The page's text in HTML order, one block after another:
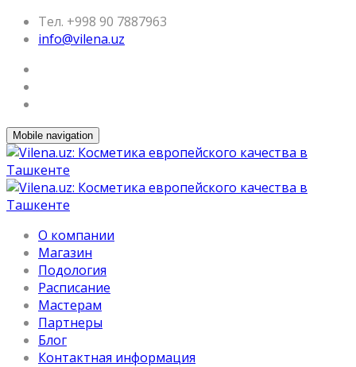
Тел. +998 90 7887963
info@vilena.uz
Mobile navigation
О компании
Магазин
Подология
Расписание
Мастерам
Партнеры
Блог
Контактная информация